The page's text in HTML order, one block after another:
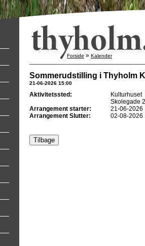
Forside » Kalender
Sommerudstilling i Thyholm
21-06-2026 15:00
Aktivitetssted:
Kulturhuset
Skolegade
Arrangement starter:
21-06-2026
Arrangement Slutter:
02-08-2026